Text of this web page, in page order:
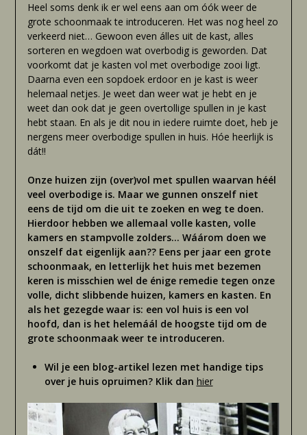
Heel soms denk ik er wel eens aan om óók weer de
grote schoonmaak te introduceren. Het was nog heel zo
verkeerd niet… Gewoon even álles uit de kast, alles
sorteren en wegdoen wat overbodig is geworden. Dat
voorkomt dat je kasten vol met overbodige zooi ligt.
Daarna even een sopdoek erdoor en je kast is weer
helemaal netjes. Je weet dan weer wat je hebt en je
weet dan ook dat je geen overtollige spullen in je kast
hebt staan. En als je dit nou in iedere ruimte doet, heb je
nergens meer overbodige spullen in huis. Hóe heerlijk is
dát!!
Onze huizen zijn (over)vol met spullen waarvan héél
veel overbodige is. Maar we gunnen onszelf niet
eens de tijd om die uit te zoeken en weg te doen.
Hierdoor hebben we allemaal volle kasten, volle
kamers en stampvolle zolders… Wáárom doen we
onszelf dat eigenlijk aan?? Eens per jaar een grote
schoonmaak, en letterlijk het huis met bezemen
keren is misschien wel de énige remedie tegen onze
volle, dicht slibbende huizen, kamers en kasten. En
als het gezegde waar is: een vol huis is een vol
hoofd, dan is het helemáál de hoogste tijd om de
grote schoonmaak weer te introduceren.
Wil je een blog-artikel lezen met handige tips
over je huis opruimen? Klik dan hier